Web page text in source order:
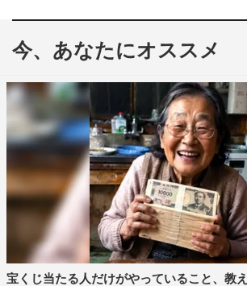
今、あなたにオススメ
宝くじ当たる人だけがやっていること、教